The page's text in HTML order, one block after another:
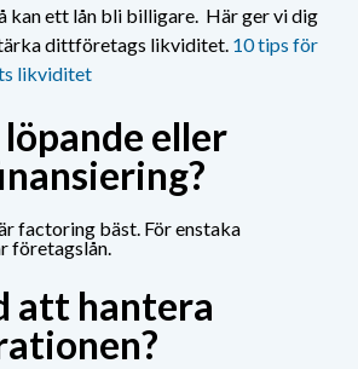
kan ett lån bli billigare. Här ger vi dig
dittföretags likviditet. 10 tips för
likviditet
eller
factoring bäst. För enstaka
företagslån.
att hantera